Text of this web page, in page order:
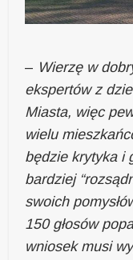
– Wierzę w
ekspertów z
Miasta, więc
wielu
będzie krytyka i
bardziej
swoich
150 głosów
wniosek musi